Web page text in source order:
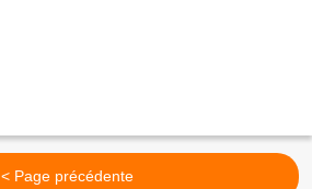
< Page précédente